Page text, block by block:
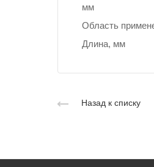
мм
Область
Длина, мм
Назад к списку